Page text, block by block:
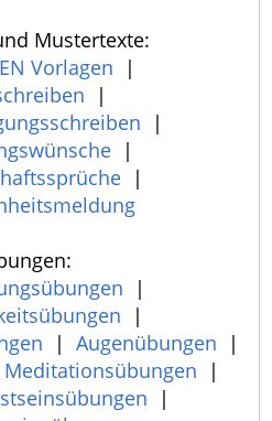
Mustertexte:
Vorlagen |
|
|
|
|
|
|
| Augenübungen |
Meditationsübungen |
|